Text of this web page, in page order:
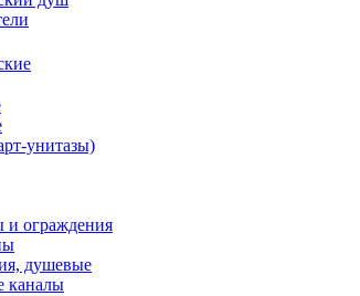
унитазы)
ограждения
душевые
каналы